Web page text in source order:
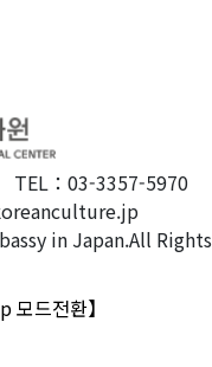
TEL：03-3357-5970
in Japan.All Rights
모드전환】